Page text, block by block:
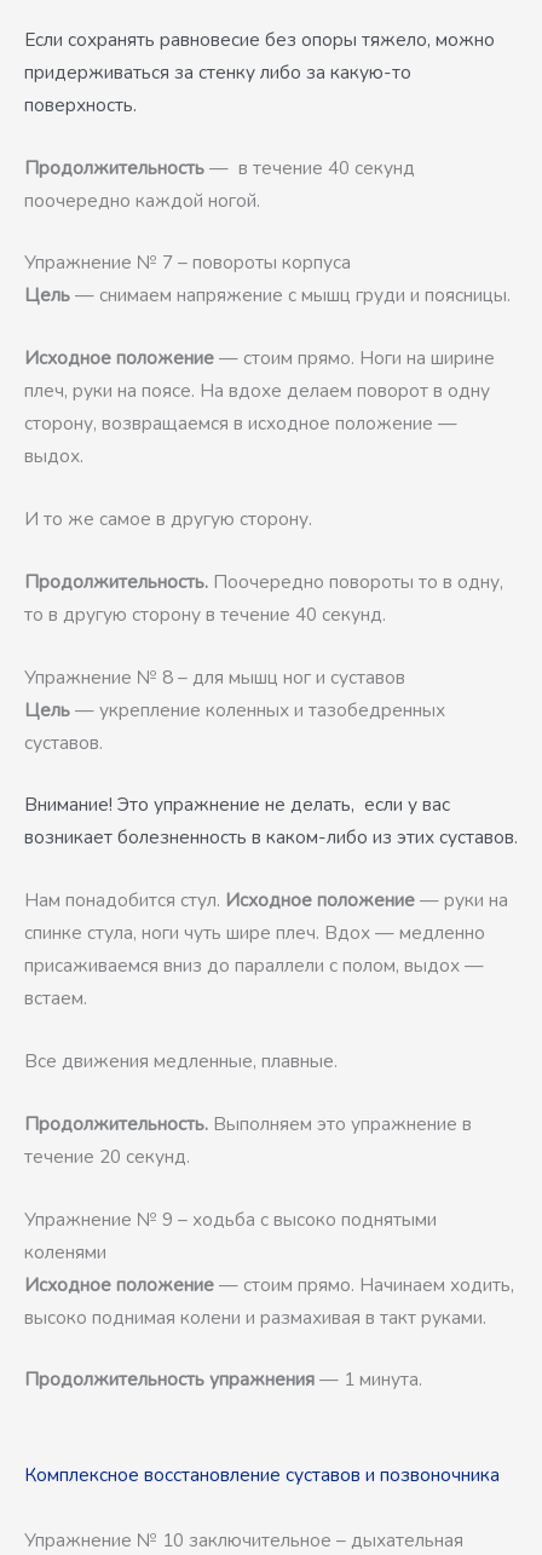
Если сохранять равновесие без опоры тяжело, можно
придерживаться за стенку либо за какую-то
поверхность.
Продолжительность— в течение 40 секунд
поочередно каждой ногой.
Упражнение № 7 – повороты корпуса
Цель— снимаем напряжение с мышц груди и поясницы.
Исходное положение— стоим прямо. Ноги на ширине
плеч, руки на поясе. На вдохе делаем поворот в одну
сторону, возвращаемся в исходное положение —
выдох.
И то же самое в другую сторону.
Продолжительность. Поочередно повороты то в одну,
то в другую сторону в течение 40 секунд.
Упражнение № 8 – для мышц ног и суставов
Цель— укрепление коленных и тазобедренных
суставов.
Внимание! Это упражнение не делать, если у вас
возникает болезненность в каком-либо из этих суставов.
Нам понадобится стул. Исходное положение— руки на
спинке стула, ноги чуть шире плеч. Вдох — медленно
присаживаемся вниз до параллели с полом, выдох —
встаем.
Все движения медленные, плавные.
Продолжительность. Выполняем это упражнение в
течение 20 секунд.
Упражнение № 9 – ходьба с высоко поднятыми
коленями
Исходное положение— стоим прямо. Начинаем ходить,
высоко поднимая колени и размахивая в такт руками.
Продолжительность упражнения— 1 минута.
Комплексное восстановление суставов и позвоночника
Упражнение № 10 заключительное – дыхательная